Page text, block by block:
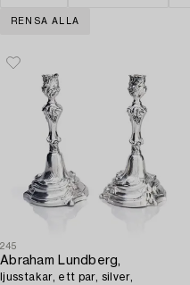
RENSA ALLA
245
Abraham Lundberg,
ljusstakar, ett par, silver,